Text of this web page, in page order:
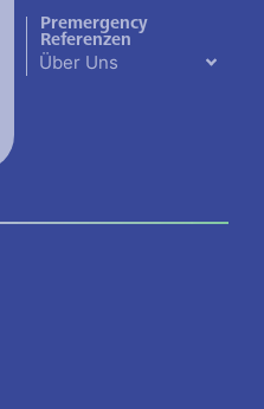
Premergency
Referenzen
Über Uns